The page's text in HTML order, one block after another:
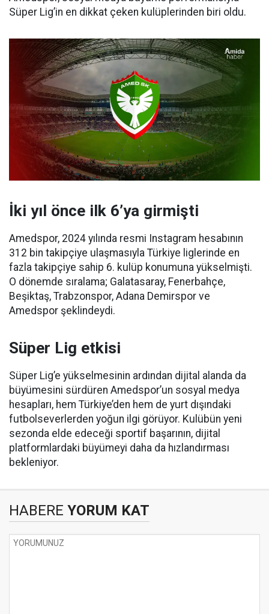
Süper Lig’in en dikkat çeken kulüplerinden biri oldu.
İki yıl önce ilk 6’ya girmişti
Amedspor, 2024 yılında resmi Instagram hesabının
312 bin takipçiye ulaşmasıyla Türkiye liglerinde en
fazla takipçiye sahip 6. kulüp konumuna yükselmişti.
O dönemde sıralama; Galatasaray, Fenerbahçe,
Beşiktaş, Trabzonspor, Adana Demirspor ve
Amedspor şeklindeydi.
Süper Lig etkisi
Süper Lig’e yükselmesinin ardından dijital alanda da
büyümesini sürdüren Amedspor’un sosyal medya
hesapları, hem Türkiye’den hem de yurt dışındaki
futbolseverlerden yoğun ilgi görüyor. Kulübün yeni
sezonda elde edeceği sportif başarının, dijital
platformlardaki büyümeyi daha da hızlandırması
bekleniyor.
HABERE YORUM KAT